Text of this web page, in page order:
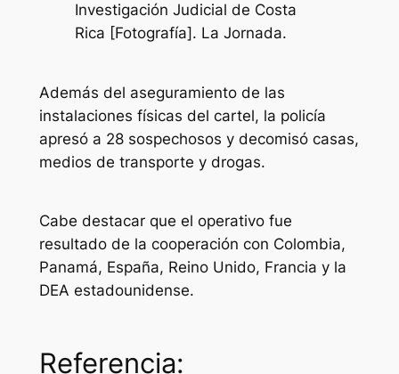
Investigación Judicial de Costa
Rica [Fotografía]. La Jornada.
Además del aseguramiento de las
instalaciones físicas del cartel, la policía
apresó a 28 sospechosos y decomisó casas,
medios de transporte y drogas.
Cabe destacar que el operativo fue
resultado de la cooperación con Colombia,
Panamá, España, Reino Unido, Francia y la
DEA estadounidense.
Referencia: